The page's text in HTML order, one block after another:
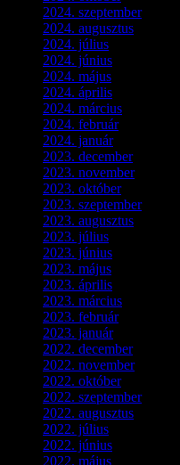
2024. szeptember(4)
2024. augusztus
2024. július
2024. június
2024. május
2024. április
2024. március
2024. február(9)
2024. január(3)
2023. december(1)
2023. november(1)
2023. október(5)
2023. szeptember(3)
2023. augusztus
2023. július
2023. június
2023. május
2023. április
2023. március
2023. február(4)
2023. január(1)
2022. december(2)
2022. november(4)
2022. október(8)
2022. szeptember(9)
2022. augusztus
2022. július
2022. június
2022. május